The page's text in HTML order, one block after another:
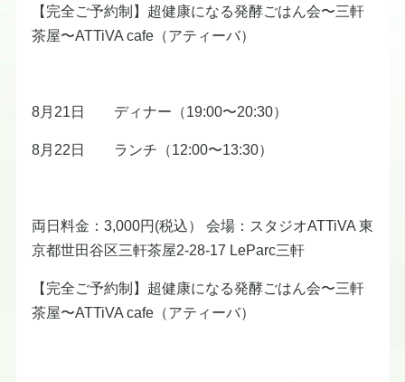
【完全ご予約制】超健康になる発酵ごはん会〜三軒
茶屋〜ATTiVA cafe（アティーバ）
8月21日 ディナー（19:00〜20:30）
8月22日 ランチ（12:00〜13:30）
両日料金：3,000円(税込） 会場：スタジオATTiVA 東
京都世田谷区三軒茶屋2-28-17 LeParc三軒
【完全ご予約制】超健康になる発酵ごはん会〜三軒
茶屋〜ATTiVA cafe（アティーバ）